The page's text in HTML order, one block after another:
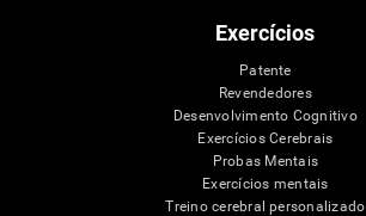
Exercícios
Patente
Revendedores
Desenvolvimento Cognitivo
Exercícios Cerebrais
Probas Mentais
Exercícios mentais
Treino cerebral personalizado